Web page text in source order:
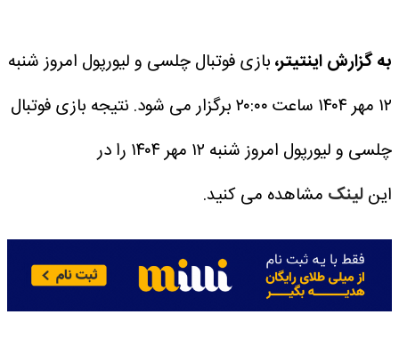
به گزارش اینتیتر،بازی فوتبال چلسی و لیورپول امروز شنبه
۱۲ مهر ۱۴۰۴ ساعت ۲۰:۰۰ برگزار می شود.
نتیجه بازی فوتبال
چلسی و لیورپول امروز شنبه ۱۲ مهر ۱۴۰۴ را در
اینلینک مشاهده می کنید.